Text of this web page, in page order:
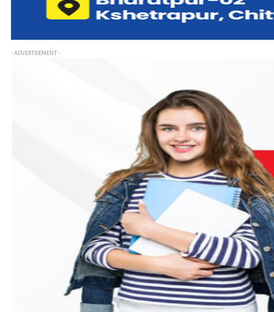
- ADVERTISEMENT -